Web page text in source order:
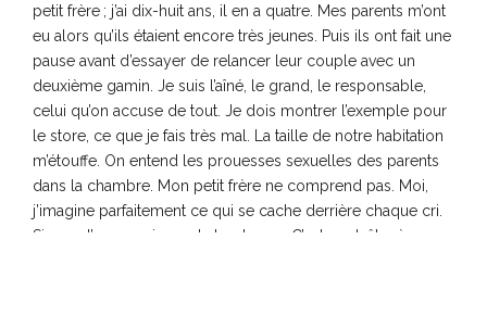
petit frère ; j’ai dix-huit ans, il en a quatre. Mes parents m’ont
eu alors qu’ils étaient encore très jeunes. Puis ils ont fait une
pause avant d’essayer de relancer leur couple avec un
deuxième gamin. Je suis l’aîné, le grand, le responsable,
celui qu’on accuse de tout. Je dois montrer l’exemple pour
le store, ce que je fais très mal. La taille de notre habitation
m’étouffe. On entend les prouesses sexuelles des parents
dans la chambre. Mon petit frère ne comprend pas. Moi,
j’imagine parfaitement ce qui se cache derrière chaque cri.
Si peu d’amour, si peu de tendresse. C’est peut-être à cause